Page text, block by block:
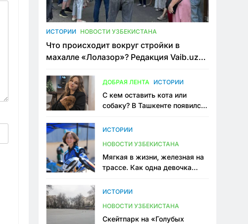
ИСТОРИИ НОВОСТИ УЗБЕКИСТАНА
Что происходит вокруг стройки в
махалле «Лолазор»? Редакция Vaib.uz
конфликта
ДОБРАЯ ЛЕНТА ИСТОРИИ
С кем оставить кота или
собаку? В Ташкенте появился
ИСТОРИИ
НОВОСТИ УЗБЕКИСТАНА
Мягкая в жизни, железная на
трассе. Как одна девочка
Узбекистане
ИСТОРИИ
НОВОСТИ УЗБЕКИСТАНА
Скейтпарк на «Голубых